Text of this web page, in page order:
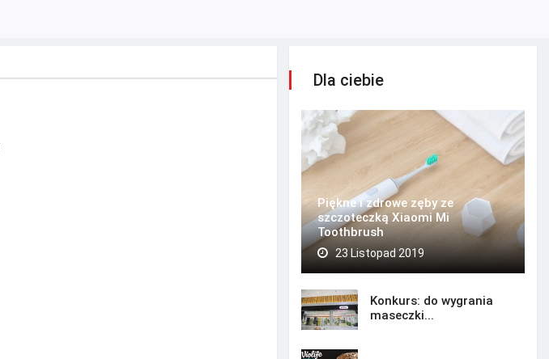
Dla ciebie
Piękne i zdrowe zęby ze
szczoteczką Xiaomi Mi
Toothbrush
23 Listopad 2019
Konkurs: do wygrania
maseczki...